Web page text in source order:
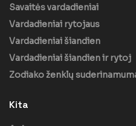
Savaitės vardadieniai
Vardadieniai rytojaus
Vardadieniai šiandien
Vardadieniai šiandien ir rytoj
Zodiako ženklų
Kita